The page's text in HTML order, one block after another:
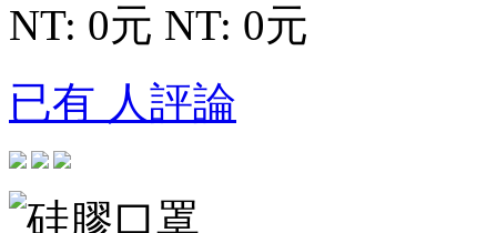
NT: 0元 NT: 0元
已有 人評論